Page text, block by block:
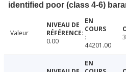
identified poor (class 4-6)
Valeur
0.00
44201.00